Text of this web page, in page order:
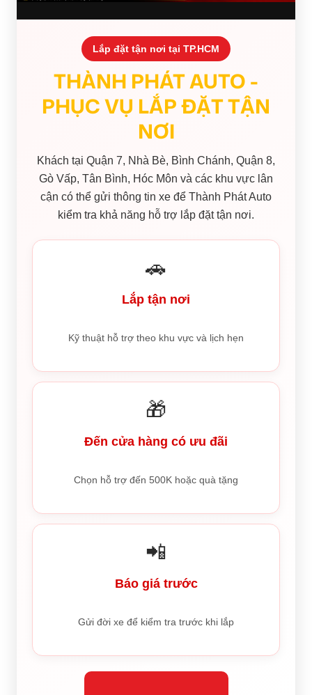
Lắp đặt tận nơi tại TP.HCM
THÀNH PHÁT AUTO -
PHỤC VỤ LẮP ĐẶT TẬN
NƠI
Khách tại Quận 7, Nhà Bè, Bình Chánh, Quận 8,
Gò Vấp, Tân Bình, Hóc Môn và các khu vực lân
cận có thể gửi thông tin xe để Thành Phát Auto
kiểm tra khả năng hỗ trợ lắp đặt tận nơi.
🚗
Lắp tận nơi
Kỹ thuật hỗ trợ theo khu vực và lịch hẹn
🎁
Đến cửa hàng có ưu đãi
Chọn hỗ trợ đến 500K hoặc quà tặng
📲
Báo giá trước
Gửi đời xe để kiểm tra trước khi lắp